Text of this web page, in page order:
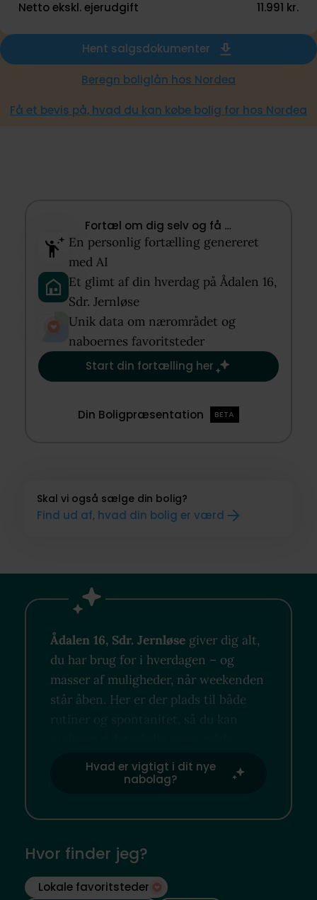
Netto ekskl. ejerudgift 11.991 kr.
Hent salgsdokumenter
Beregn boliglån hos Nordea
Få et bevis på, hvad du kan købe bolig for hos Nordea
Fortæl om dig selv og få …​
En personlig fortælling genereret
med AI​
Et glimt af din hverdag på Ådalen 16,
Sdr. Jernløse​
Unik data om nærområdet og
naboernes favoritsteder​
Start din fortælling her
Din Boligpræsentation BETA
Skal vi også sælge din bolig?
Find ud af, hvad din bolig er værd
Ådalen 16, Sdr. Jernløse giver dig alt,
du har brug for i hverdagen – og
masser af muligheder, når weekenden
står åben. Her er der plads til både
rutiner og spontanitet, så du kan
Hvad er vigtigt i dit nye
nabolag?
Hvor finder jeg?
Lokale favoritsteder